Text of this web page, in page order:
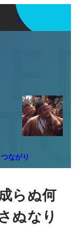
アプリを使う
つながり
らぬ何
ぬなり